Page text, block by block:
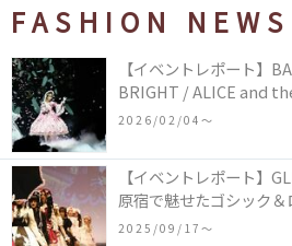
FASHION NEWS
【イベントレポート】
BRIGHT / ALICE and
COLLECTION in TOKYO
2026/02/04〜
【イベントレポート】
原宿で魅せたゴシック
2025/09/17〜